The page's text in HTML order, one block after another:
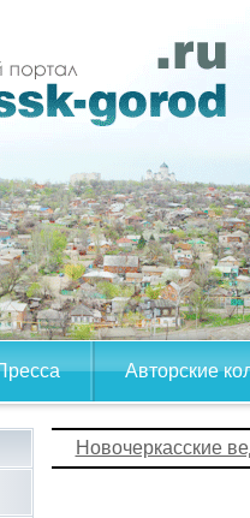
Авторские
Новочеркасские